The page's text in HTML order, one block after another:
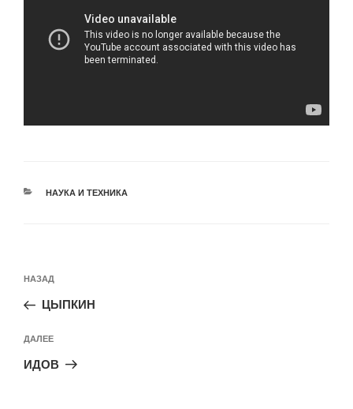
РУБРИКИ
НАУКА И ТЕХНИКА
по
записям
Предыдущая
запись:
НАЗАД
ЦЫПКИН
Следующая
запись
ДАЛЕЕ
ИДОВ